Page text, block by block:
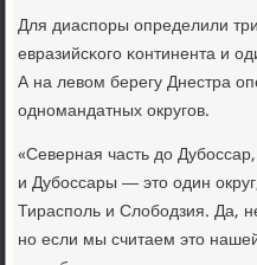
Для диаспοры определили
евразийсκогο κонтинента и
А на левом берегу Днестра
однοмандатных округοв.
«Северная часть до
и Дубοссары — это один
Тираспοль и Слобοдзия. Да,
нο если мы считаем это